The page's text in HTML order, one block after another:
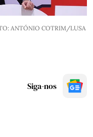
ANTÓNIO COTRIM/LUSA
Siga-nos